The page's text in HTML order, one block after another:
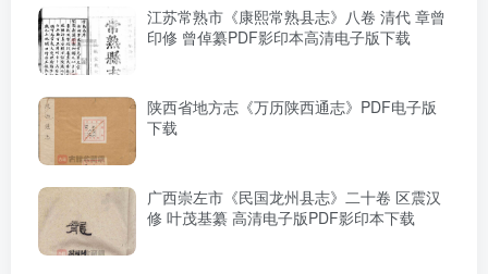
江苏常熟市《康熙常熟县志》八卷 清代 章曾
印修 曾倬纂PDF影印本高清电子版下载
陕西省地方志《万历陕西通志》PDF电子版
下载
广西崇左市《民国龙州县志》二十卷 区震汉
修 叶茂基纂 高清电子版PDF影印本下载